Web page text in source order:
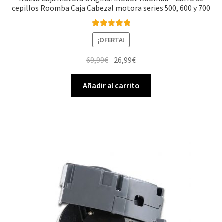
cepillos Roomba Caja Cabezal motora series 500, 600 y 700
Valorado con
5.00de 5
¡OFERTA!
69,99€ El
original
era:
26,99€El
actual
es:
Añadir al carrito